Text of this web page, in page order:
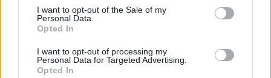
consent section.
I want to opt-out of the Sale of my
Personal Data.
Opted In
I want to opt-out of processing my
Personal Data for Targeted Advertising.
Opted In
Η «μπλε λάσπη» του Ειρηνικού που
προβληματίζει τους επιστήμονες
Ένα σπάνιο ηφαιστειακό υλικό στα μεγάλα βάθη ίσως κρύβει
απαντήσεις για τη ζωή στα πιο αφιλόξενα περιβάλλοντα της